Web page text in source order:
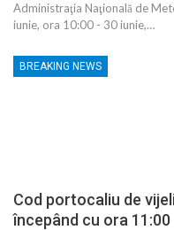
Administraţia Naţională de
iunie, ora 10:00 - 30 iunie,…
BREAKING NEWS
Cod portocaliu de
începând cu ora 11:00